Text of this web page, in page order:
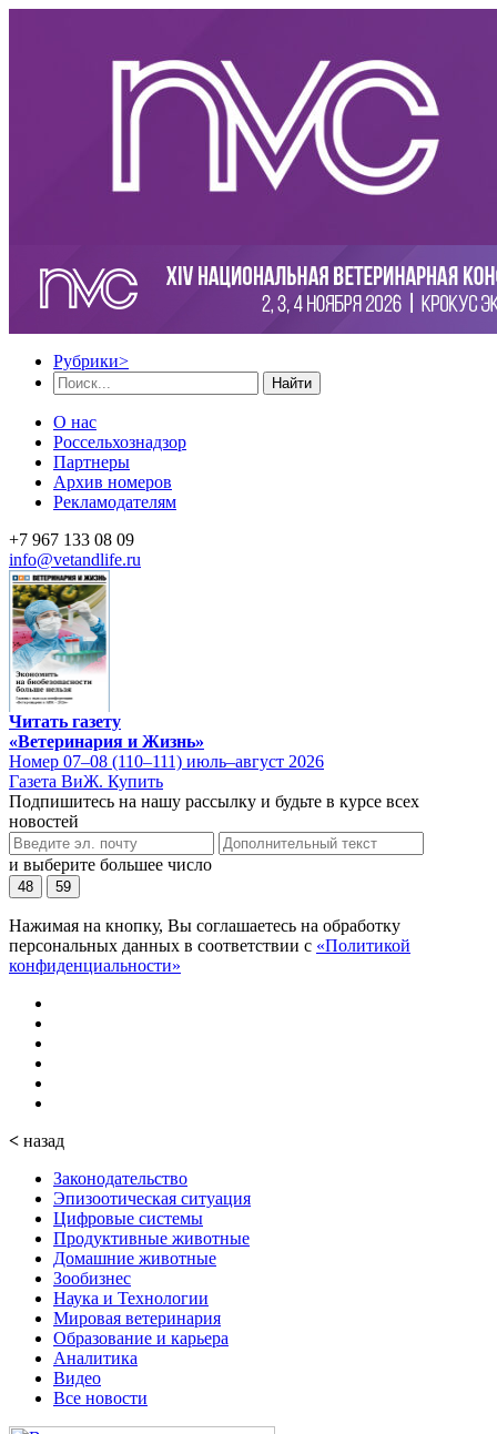
Рубрики>
Найти
О нас
Россельхознадзор
Партнеры
Архив номеров
Рекламодателям
+7 967 133 08 09
info@vetandlife.ru
Читать газету
«Ветеринария и Жизнь»
Номер 07–08 (110–111) июль–август 2026
Газета ВиЖ. Купить
Подпишитесь на нашу рассылку и будьте в курсе всех
новостей
и выберите большее число
48 59
Нажимая на кнопку, Вы соглашаетесь на обработку
персональных данных в соответствии с «Политикой
конфиденциальности»
< назад
Законодательство
Эпизоотическая ситуация
Цифровые системы
Продуктивные животные
Домашние животные
Зообизнес
Наука и Технологии
Мировая ветеринария
Образование и карьера
Аналитика
Видео
Все новости